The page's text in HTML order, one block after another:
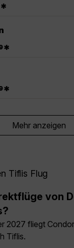
*
*
*
Mehr anzeigen
Tiflis Flug
von
2027 fliegt
Tiflis.